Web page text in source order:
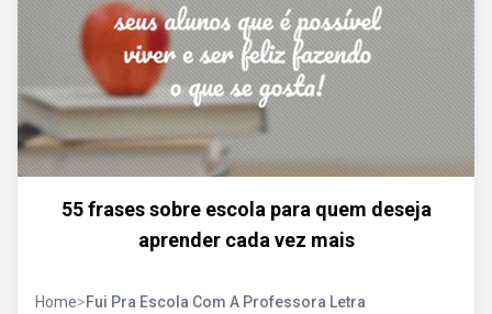
55 frases sobre escola para quem deseja
aprender cada vez mais
Home>Fui Pra Escola Com A Professora Letra